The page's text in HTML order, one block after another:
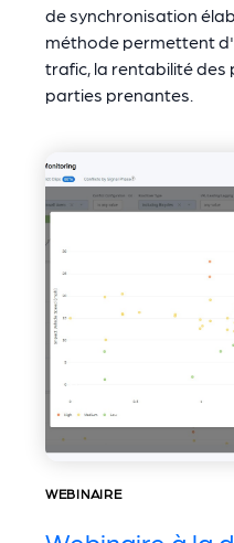
de synchronisation
méthode permettent
trafic, la rentabilité des
parties prenantes.
WEBINAIRE